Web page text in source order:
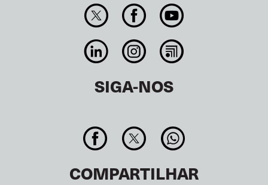
SIGA-NOS
COMPARTILHAR